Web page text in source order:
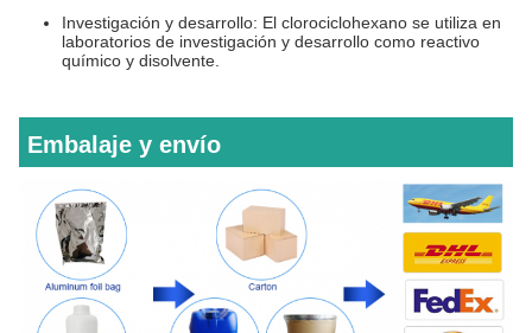
Investigación y desarrollo: El clorociclohexano se utiliza en
laboratorios de investigación y desarrollo como reactivo
químico y disolvente.
Embalaje y envío